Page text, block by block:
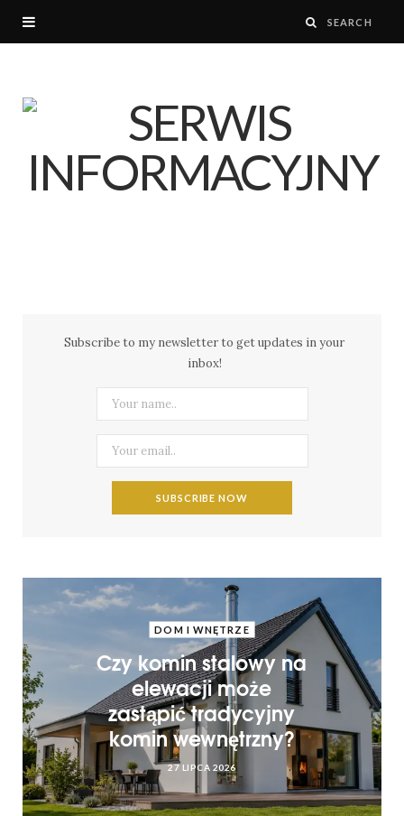
Subscribe to my newsletter to get updates in your
inbox!
DOM I WNĘTRZE
Czy komin stalowy na
elewacji może
zastąpić tradycyjny
komin wewnętrzny?
27 LIPCA 2026